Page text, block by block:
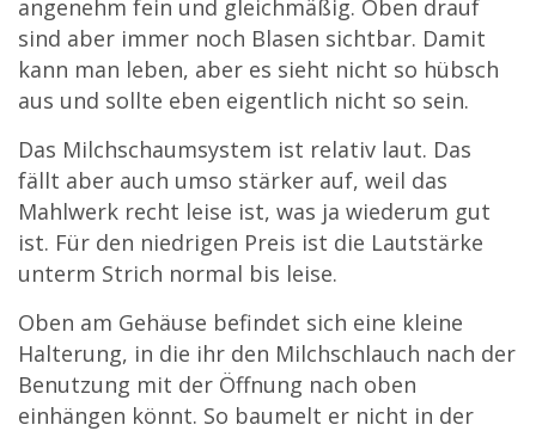
angenehm fein und gleichmäßig. Oben drauf
sind aber immer noch Blasen sichtbar. Damit
kann man leben, aber es sieht nicht so hübsch
aus und sollte eben eigentlich nicht so sein.
Das Milchschaumsystem ist relativ laut. Das
fällt aber auch umso stärker auf, weil das
Mahlwerk recht leise ist, was ja wiederum gut
ist. Für den niedrigen Preis ist die Lautstärke
unterm Strich normal bis leise.
Oben am Gehäuse befindet sich eine kleine
Halterung, in die ihr den Milchschlauch nach der
Benutzung mit der Öffnung nach oben
einhängen könnt. So baumelt er nicht in der